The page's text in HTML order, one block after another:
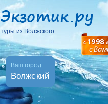
туры из Волжского
Ваш город:
Волжский